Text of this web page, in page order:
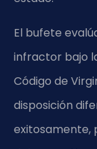
El bufete
infractor bajo
Código de
disposición
exitosamente,